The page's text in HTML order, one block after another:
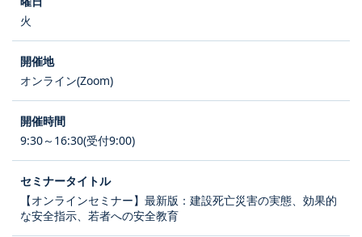
火
オンライン(Zoom)
9:30～16:30(受付9:00)
【オンラインセミナー】最新版：建設死亡災害の実態、効果的
な安全指示、若者への安全教育